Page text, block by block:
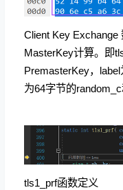
Client Key Exchange
MasterKey计算。即
PremasterKey，
为64字节的
tls1_prf函数定义